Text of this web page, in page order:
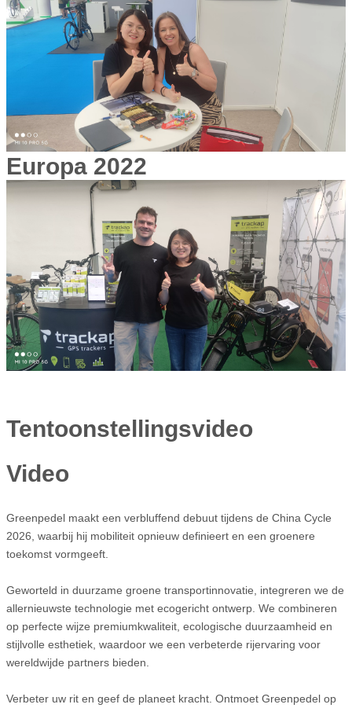
Europa 2022
Tentoonstellingsvideo
Video
Greenpedel maakt een verbluffend debuut tijdens de China Cycle
2026, waarbij hij mobiliteit opnieuw definieert en een groenere
toekomst vormgeeft.
Geworteld in duurzame groene transportinnovatie, integreren we de
allernieuwste technologie met ecogericht ontwerp. We combineren
op perfecte wijze premiumkwaliteit, ecologische duurzaamheid en
stijlvolle esthetiek, waardoor we een verbeterde rijervaring voor
wereldwijde partners bieden.
Verbeter uw rit en geef de planeet kracht. Ontmoet Greenpedel op